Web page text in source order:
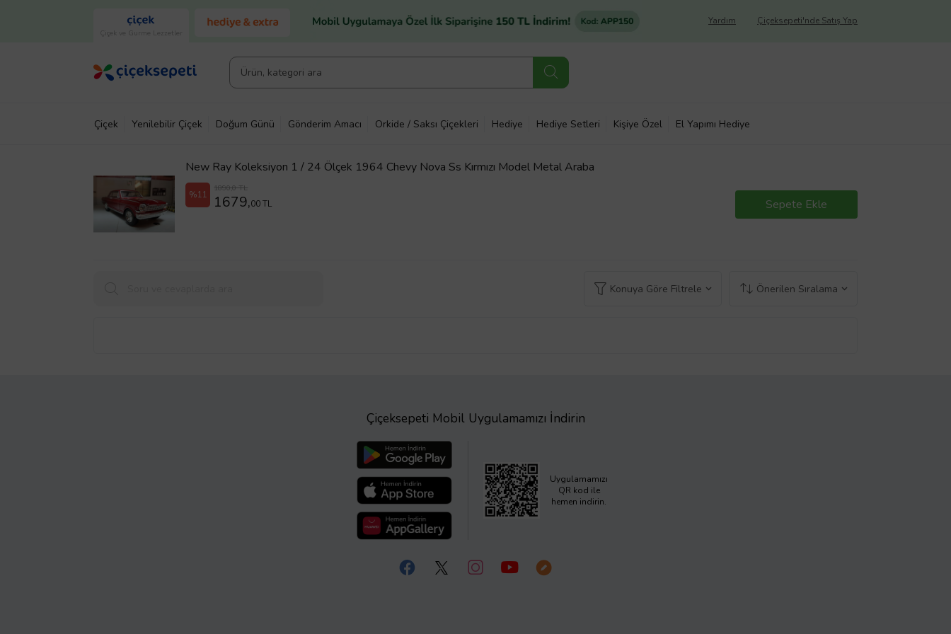
Çiçek ve Gurme Lezzetler
Çiçeksepeti'nde Satış Yap
Yardım
Çiçek Yenilebilir Çiçek Doğum Günü Gönderim Amacı Orkide / Saksı Çiçekleri Hediye Hediye Setleri Kişiye Özel El Yapımı Hediye
New Ray Koleksiyon 1 / 24 Ölçek 1964 Chevy Nova Ss Kırmızı Model Metal Araba
%11
1890,0 TL
1679,00 TL Sepete Ekle
Konuya Göre Filtrele Önerilen Sıralama
Çiçeksepeti Mobil Uygulamamızı İndirin
Uygulamamızı
QR kod ile
hemen indirin.